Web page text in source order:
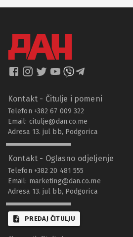
Kontakt - Čitulje i pomeni
Telefon +382 67 009 322
Email: citulje@dan.co.me
Adresa 13. jul bb, Podgorica
Kontakt - Oglasno odjeljenje
Telefon +382 20 481 555
Email: marketing@dan.co.me
Adresa 13. jul bb, Podgorica
PREDAJ ČITULJU